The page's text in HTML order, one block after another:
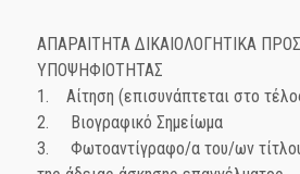
ΑΠΑΡΑΙΤΗΤΑ ΔΙΚΑΙΟΛΟΓΗΤΙΚΑ
ΥΠΟΨΗΦΙΟΤΗΤΑΣ
1. Αίτηση (επισυνάπτεται στο
2. Βιογραφικό Σημείωμα
3. Φωτοαντίγραφο/α του/ων